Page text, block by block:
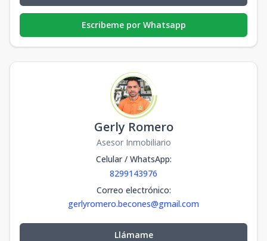
Escribeme por Whatsapp
Gerly Romero
Asesor Inmobiliario
Celular / WhatsApp:
8299143976
Correo electrónico:
gerlyromero.becones@gmail.com
Llámame